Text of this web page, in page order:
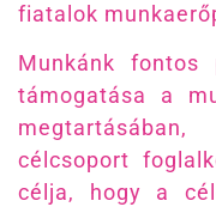
fiatalok
Munkánk fontos
támogatása a
célcsoport
célja, hogy a